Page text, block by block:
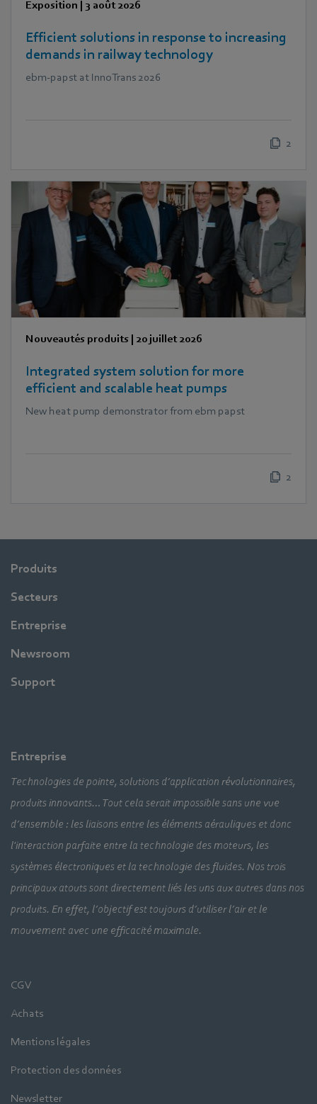
Exposition | 3 août 2026
Efficient solutions in response to increasing
demands in railway technology
ebm‑papst at InnoTrans 2026
2
Nouveautés produits | 20 juillet 2026
Integrated system solution for more
efficient and scalable heat pumps
New heat pump demonstrator from ebm papst
2
Produits
Secteurs
Entreprise
Newsroom
Support
Entreprise
Technologies de pointe, solutions d’application révolutionnaires,
produits innovants… Tout cela serait impossible sans une vue
d’ensemble : les liaisons entre les éléments aérauliques et donc
l'interaction parfaite entre la technologie des moteurs, les
systèmes électroniques et la technologie des fluides. Nos trois
principaux atouts sont directement liés les uns aux autres dans nos
produits. En effet, l’objectif est toujours d’utiliser l’air et le
mouvement avec une efficacité maximale.
CGV
Achats
Mentions légales
Protection des données
Newsletter